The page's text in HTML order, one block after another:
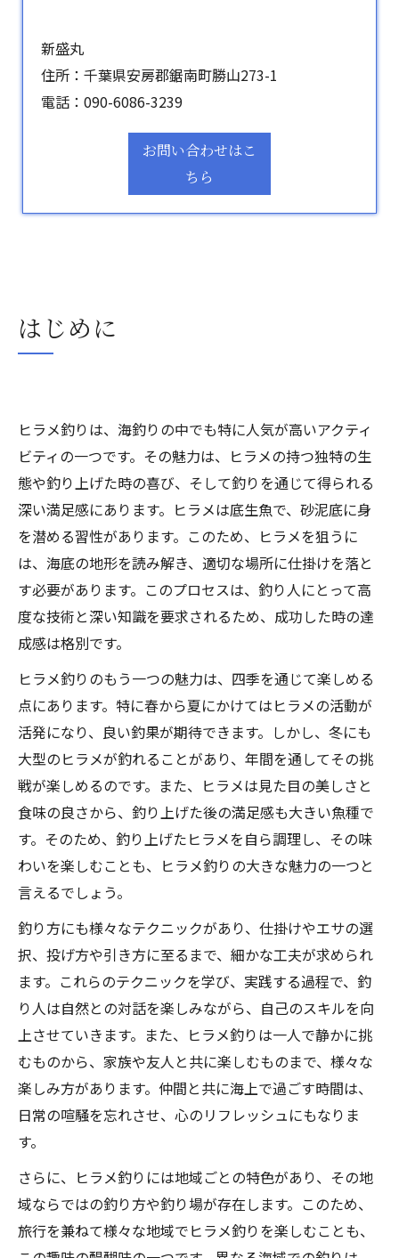
新盛丸
住所：千葉県安房郡鋸南町勝山273-1
電話： 090-6086-3239
お問い合わせはこ
ちら
はじめに
ヒラメ釣りは、海釣りの中でも特に人気が高いアクティ
ビティの一つです。その魅力は、ヒラメの持つ独特の生
態や釣り上げた時の喜び、そして釣りを通じて得られる
深い満足感にあります。ヒラメは底生魚で、砂泥底に身
を潜める習性があります。このため、ヒラメを狙うに
は、海底の地形を読み解き、適切な場所に仕掛けを落と
す必要があります。このプロセスは、釣り人にとって高
度な技術と深い知識を要求されるため、成功した時の達
成感は格別です。
ヒラメ釣りのもう一つの魅力は、四季を通じて楽しめる
点にあります。特に春から夏にかけてはヒラメの活動が
活発になり、良い釣果が期待できます。しかし、冬にも
大型のヒラメが釣れることがあり、年間を通してその挑
戦が楽しめるのです。また、ヒラメは見た目の美しさと
食味の良さから、釣り上げた後の満足感も大きい魚種で
す。そのため、釣り上げたヒラメを自ら調理し、その味
わいを楽しむことも、ヒラメ釣りの大きな魅力の一つと
言えるでしょう。
釣り方にも様々なテクニックがあり、仕掛けやエサの選
択、投げ方や引き方に至るまで、細かな工夫が求められ
ます。これらのテクニックを学び、実践する過程で、釣
り人は自然との対話を楽しみながら、自己のスキルを向
上させていきます。また、ヒラメ釣りは一人で静かに挑
むものから、家族や友人と共に楽しむものまで、様々な
楽しみ方があります。仲間と共に海上で過ごす時間は、
日常の喧騒を忘れさせ、心のリフレッシュにもなりま
す。
さらに、ヒラメ釣りには地域ごとの特色があり、その地
域ならではの釣り方や釣り場が存在します。このため、
旅行を兼ねて様々な地域でヒラメ釣りを楽しむことも、